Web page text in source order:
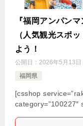
『福岡アンパン
（人気観光スポ
よう！
公開日： 2026年5月13日
福岡県
[csshop